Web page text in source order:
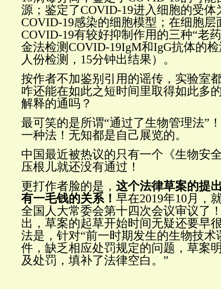
源；鉴定了COVID-19进入细胞的受体
COVID-19感染的细胞模型；在细胞层
COVID-19有较好抑制作用的三种“老
金法检测COVID-19IgM和IgG抗体的
人份检测，15分钟出结果）。
按作者不加鉴别引用的谣传，实验室
咋还能在如此之短时间里取得如此多
解释的通吗？
最可笑的是所谓“通过了生物管理法”
一种法！无知都是自己展览的。
中国最近被热议的只有一个《生物安
压根儿就还没有通过！
更打作者脸的是， 这个法律草案的提
有一毛钱的关系！ 早在2019年10月，
全国人大常委会第十四次会议审议了
出，草案的起草开始时间无疑还要早
法是，针对“前一时期发生的生物技术
件，缺乏相应处罚规定的问题，草案
及处罚，填补了法律空白。”